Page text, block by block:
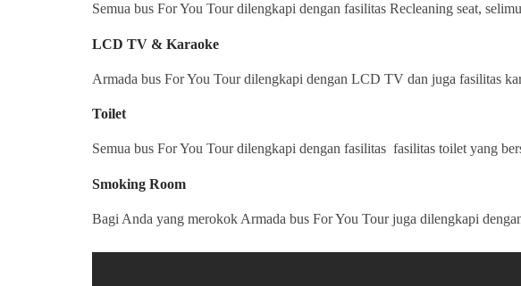
Semua bus For You Tour dilengkapi dengan fasilitas Recleaning seat,
LCD TV & Karaoke
Armada bus For You Tour dilengkapi dengan LCD TV dan juga fasilitas
Toilet
Semua bus For You Tour dilengkapi dengan fasilitas fasilitas toilet yang
Smoking Room
Bagi Anda yang merokok Armada bus For You Tour juga dilengkapi